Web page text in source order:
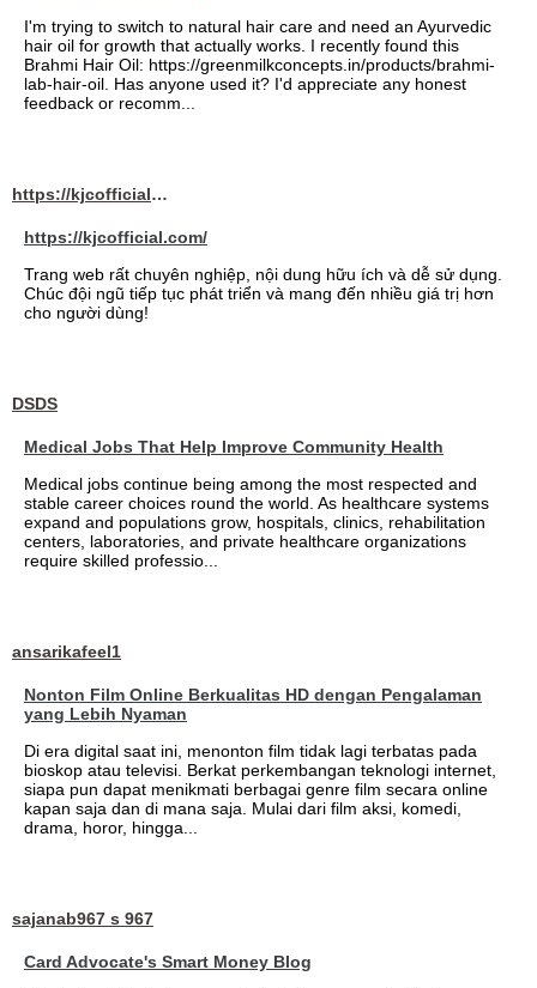
I'm trying to switch to natural hair care and need an Ayurvedic
hair oil for growth that actually works. I recently found this
Brahmi Hair Oil: https://greenmilkconcepts.in/products/brahmi-
lab-hair-oil. Has anyone used it? I'd appreciate any honest
feedback or recomm...
https://kjcofficial.com/
https://kjcofficial.com/
Trang web rất chuyên nghiệp, nội dung hữu ích và dễ sử dụng.
Chúc đội ngũ tiếp tục phát triển và mang đến nhiều giá trị hơn
cho người dùng!
DSDS
Medical Jobs That Help Improve Community Health
Medical jobs continue being among the most respected and
stable career choices round the world. As healthcare systems
expand and populations grow, hospitals, clinics, rehabilitation
centers, laboratories, and private healthcare organizations
require skilled professio...
ansarikafeel1
Nonton Film Online Berkualitas HD dengan Pengalaman
yang Lebih Nyaman
Di era digital saat ini, menonton film tidak lagi terbatas pada
bioskop atau televisi. Berkat perkembangan teknologi internet,
siapa pun dapat menikmati berbagai genre film secara online
kapan saja dan di mana saja. Mulai dari film aksi, komedi,
drama, horor, hingga...
sajanab967 s 967
Card Advocate's Smart Money Blog